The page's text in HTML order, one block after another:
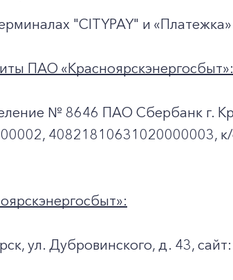
"CITYPAY" и
ПАО «Красноярскэнергосбыт»:
№ 8646 ПАО Сбербанк г.
40821810631020000003,
ул. Дубровинского, д. 43,